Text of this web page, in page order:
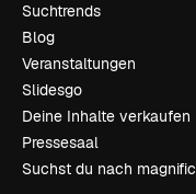
Suchtrends
Blog
Veranstaltungen
Slidesgo
Deine Inhalte verkaufen
Pressesaal
Suchst du nach